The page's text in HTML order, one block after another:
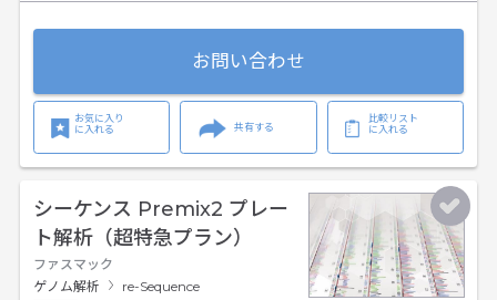
お問い合わせ
お気に入り
に入れる
共有する
比較リスト
に入れる
シーケンス Premix2 プレー
ト解析（超特急プラン）
ファスマック
ゲノム解析
re-Sequence